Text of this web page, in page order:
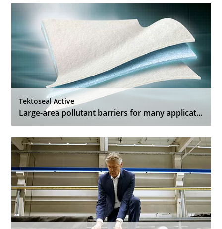
Contacto global
Empleos y Carreras
Tektoseal Active
Large-area pollutant barriers for many applications